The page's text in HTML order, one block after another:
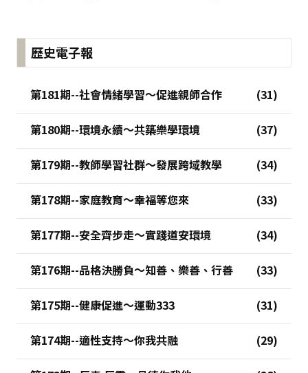
歷史電子報
第181期--社會情緒學習～促進親師合作
第180期--環境永續～共築樂學環境
第179期--教師學習社群～發展跨域教學
第178期--家庭教育～幸福等您來
第177期--安全齊步走～實踐道安環境
第176期--品格決勝負～知善、樂善、行善
第175期--健康促進～運動333
第174期--適性支持～你我共融